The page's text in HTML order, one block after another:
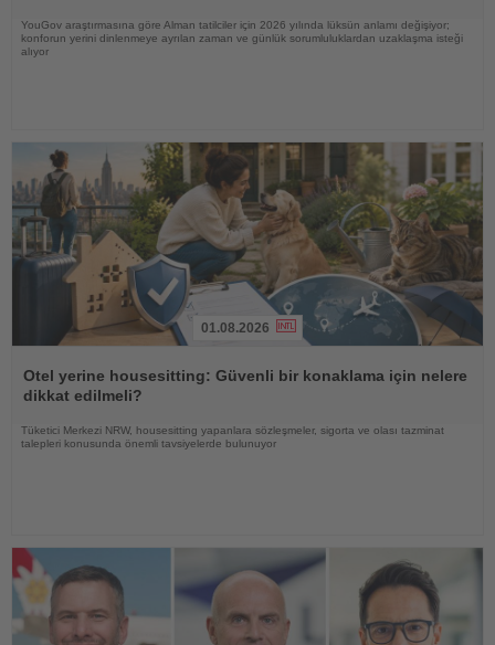
YouGov araştırmasına göre Alman tatilciler için 2026 yılında lüksün anlamı değişiyor;
konforun yerini dinlenmeye ayrılan zaman ve günlük sorumluluklardan uzaklaşma isteği
alıyor
Oku
01.08.2026
Otel yerine housesitting: Güvenli bir konaklama için nelere
dikkat edilmeli?
Tüketici Merkezi NRW, housesitting yapanlara sözleşmeler, sigorta ve olası tazminat
talepleri konusunda önemli tavsiyelerde bulunuyor